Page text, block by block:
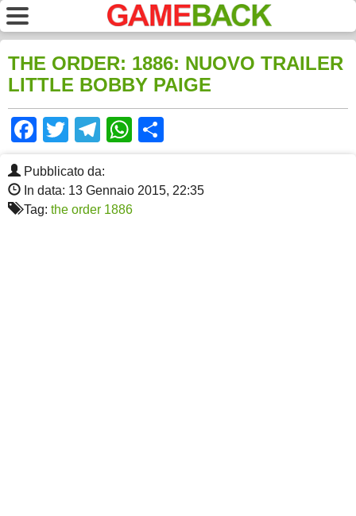
THE ORDER: 1886: NUOVO TRAILER
LITTLE BOBBY PAIGE
Facebook
TwitterTelegram
WhatsApp
Pubblicato da:
In data: 13 Gennaio 2015, 22:35
Tag: the order 1886